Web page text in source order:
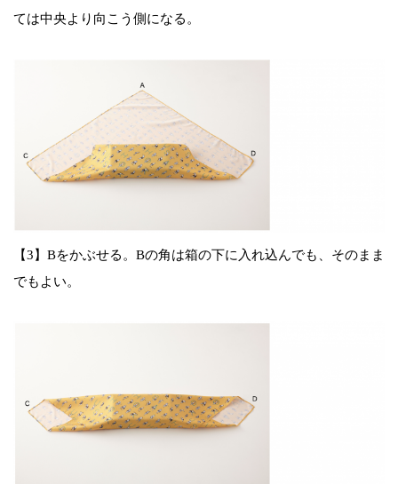
ては中央より向こう側になる。
【3】Bをかぶせる。Bの角は箱の下に入れ込んでも、そのまま
でもよい。